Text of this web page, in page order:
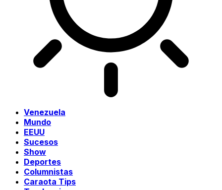
Venezuela
Mundo
EEUU
Sucesos
Show
Deportes
Columnistas
Caraota Tips